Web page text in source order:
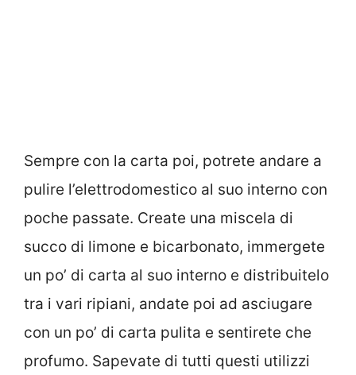
Sempre con la carta poi, potrete andare a
pulire l’elettrodomestico al suo interno con
poche passate. Create una miscela di
succo di limone e bicarbonato, immergete
un po’ di carta al suo interno e distribuitelo
tra i vari ripiani, andate poi ad asciugare
con un po’ di carta pulita e sentirete che
profumo. Sapevate di tutti questi utilizzi